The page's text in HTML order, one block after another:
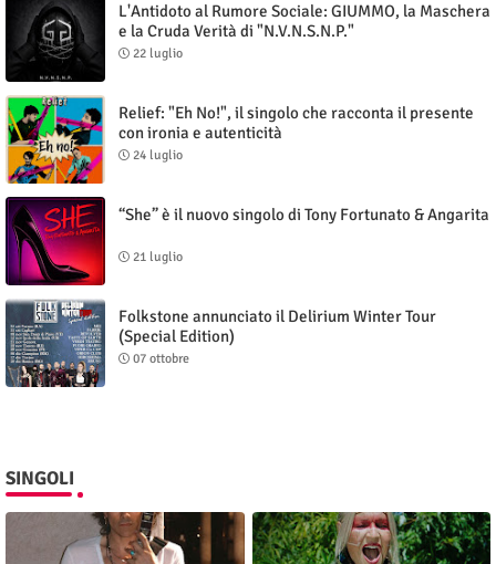
L'Antidoto al Rumore Sociale: GIUMMO, la Maschera
e la Cruda Verità di "N.V.N.S.N.P."
22 luglio
Relief: "Eh No!", il singolo che racconta il presente
con ironia e autenticità
24 luglio
“She” è il nuovo singolo di Tony Fortunato & Angarita
21 luglio
Folkstone annunciato il Delirium Winter Tour
(Special Edition)
07 ottobre
SINGOLI